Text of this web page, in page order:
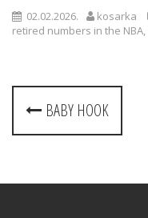
02.02.2026. kosarka
retired numbers in the NBA,
Post
navigation
BABY HOOK